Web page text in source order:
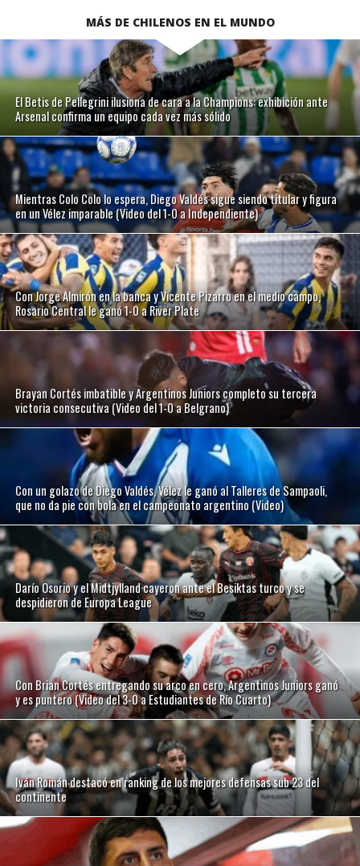
MÁS DE CHILENOS EN EL MUNDO
El Betis de Pellegrini ilusiona de cara a la Champions: exhibición ante
Arsenal confirma un equipo cada vez más sólido
Mientras Colo Colo lo espera, Diego Valdés sigue siendo titular y figura
en un Vélez imparable (Video del 1-0 a Independiente)
Con Jorge Almirón en la banca y Vicente Pizarro en el medio campo,
Rosario Central le ganó 1-0 a River Plate
Brayan Cortés imbatible y Argentinos Juniors completo su tercera
victoria consecutiva (Video del 1-0 a Belgrano)
Con un golazo de Diego Valdés, Vélez le ganó al Talleres de Sampaoli,
que no da pie con bola en el campeonato argentino (Video)
Darío Osorio y el Midtjylland cayeron ante el Besiktas turco y se
despidieron de Europa League
Con Brian Cortés entregando su arco en cero, Argentinos Juniors ganó
y es puntero (Video del 3-0 a Estudiantes de Río Cuarto)
Iván Román destacó en ranking de los mejores defensas sub 23 del
continente